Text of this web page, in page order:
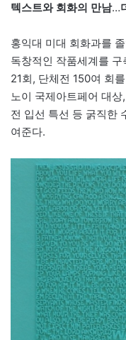
텍스트와 회화의 만남…
홍익대 미대 회화과를
독창적인 작품세계를
21회, 단체전 150여 회
노이 국제아트페어 대
전 입선 특선 등 굵직한
여준다.